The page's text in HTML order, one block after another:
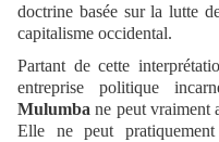
doctrine basée sur la lutte
capitalisme occidental.
Partant de cette
entreprise politique
Mulumba ne peut vraiment
Elle ne peut